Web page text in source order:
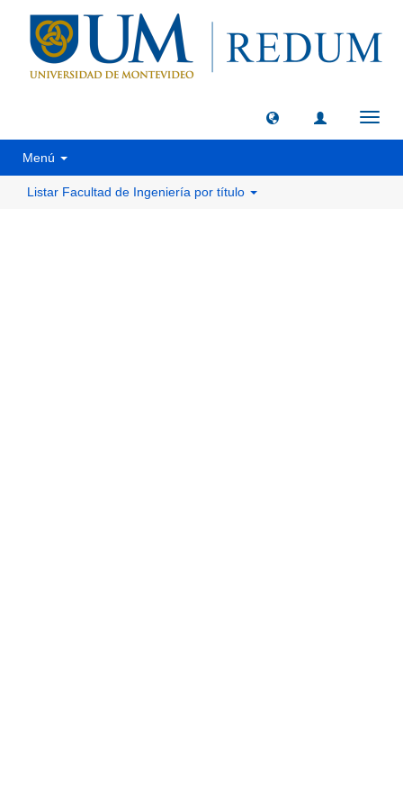
Menú
Listar Facultad de Ingeniería por título